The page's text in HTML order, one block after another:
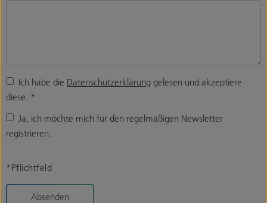
Ich habe die Datenschutzerklärung gelesen und akzeptiere
diese. *
Ja, ich möchte mich für den regelmäßigen Newsletter
registrieren.
*Pflichtfeld
Absenden